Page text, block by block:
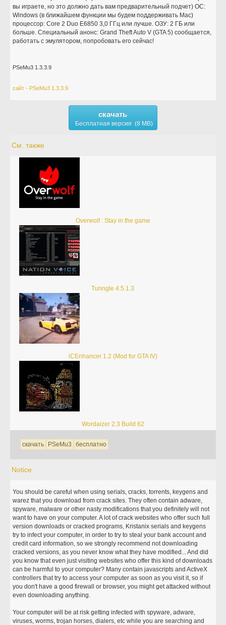
вы играете, но это должно дать вам предварительный подчет) ОС:
Windows (в ближайшем функции мы будем поддерживать Mac)
процессор: Core 2 Duo E6850 3,0 ГГц или лучше. ОЗУ: 2 ГБ или
больше. Специальный анонс: Grand Theft Auto V (GTA 5) сообщается,
работать с эмулятором, попробовать его сейчас!
PSeMu3 1.3.3.9
сайт - PSeMu3 1.3.3.9
скачать
Бесплатная версия (8 MB)
См. также
Overwolf : Stay in the game
Tunngle 4.5.1.3
iCEnhancer 1.2 (Mod for GTA IV)
Wordaizer 2.3 Build 62
скачать PSeMu3 бесплатно
Notice
You should be careful when using serials, cracks, torrents, keygens and
warez that you download from crack sites. They often contain adware,
spyware, malware or other nasty modifications that you definitely will not
want to have on your computer. A lot of crack websites who offer such full
version downloads or cracked programs, Kristanix serials and keygens
try to infect your computer, in order to try to steal your bank account and
credit card information, so we strongly recommend not downloading
cracked versions, as you never know what they have modified... And did
you know that even just visiting websites who offer this kind of downloads
can be harmful to your computer? Many contain javascripts and ActiveX
controllers that try to access your computer as soon as you visit it, so if
you don't have a good firewall or browser, you might get attacked without
even downloading anything.
Your computer will be at risk getting infected with spyware, adware,
viruses, worms, trojan horses, dialers, etc while you are searching and